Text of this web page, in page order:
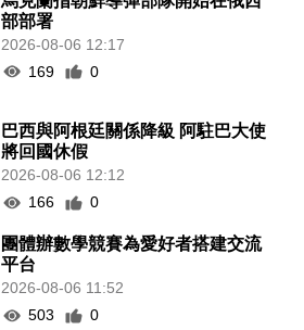
部部署
2026-08-06 12:17
169
0
巴西與阿根廷關係降級 阿駐巴大使
將回國休假
2026-08-06 12:12
166
0
團體辦數學競賽為愛好者搭建交流
平台
2026-08-06 11:52
503
0